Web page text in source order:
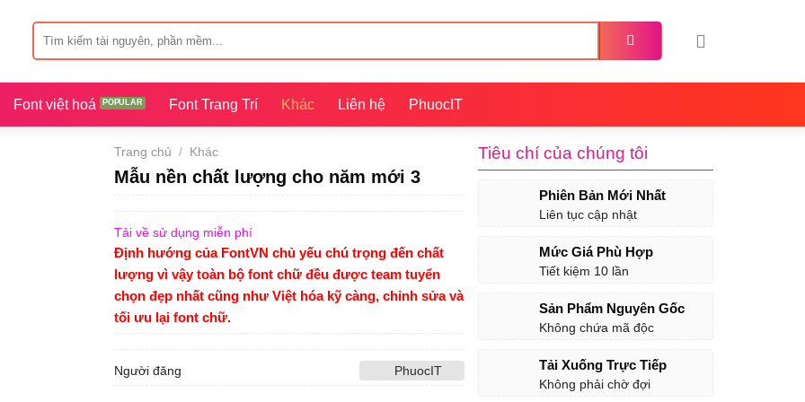
kiếm:
Font việt hoá Font Trang Trí Khác Liên hệ PhuocIT
Trang chủ / Khác
Mẫu nền chất lượng cho năm mới 3
Tải về sử dụng miễn phí
Định hướng của FontVN chủ yếu chú trọng đến chất
lượng vì vậy toàn bộ font chữ đều được team tuyển
chọn đẹp nhất cũng như Việt hóa kỹ càng, chỉnh sửa và
tối ưu lại font chữ.
Người đăng PhuocIT
Tiêu chí của chúng tôi
Phiên Bản Mới Nhất
Liên tục cập nhật
Mức Giá Phù Hợp
Tiết kiệm 10 lần
Sản Phẩm Nguyên Gốc
Không chứa mã độc
Tải Xuống Trực Tiếp
Không phải chờ đợi